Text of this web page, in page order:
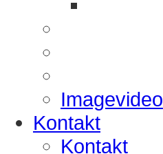
Imagevideo
Kontakt
Kontakt